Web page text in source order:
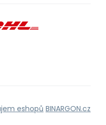
eshopů BINARGON.cz